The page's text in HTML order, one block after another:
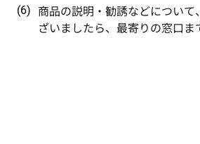
商品の説明・勧誘などについて
ざいましたら、最寄りの窓口ま